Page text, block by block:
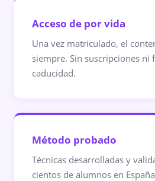
Acceso de por vida
Una vez matriculado, el
siempre. Sin suscripciones ni
caducidad.
Método probado
Técnicas desarrolladas y
cientos de alumnos en